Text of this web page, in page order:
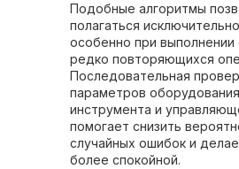
Подобные алгоритмы
полагаться
особенно при выполнении
редко повторяющихся
Последовательная
параметров оборудования,
инструмента и
помогает снизить
случайных ошибок и
более спокойной.